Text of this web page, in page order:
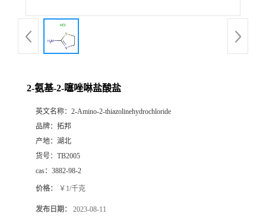
2-氨基-2-噻唑啉盐酸盐
英文名称： 2-Amino-2-thiazolinehydrochloride
品牌： 拓邦
产地： 湖北
货号： TB2005
cas： 3882-98-2
价格： ￥1/千克
发布日期： 2023-08-11